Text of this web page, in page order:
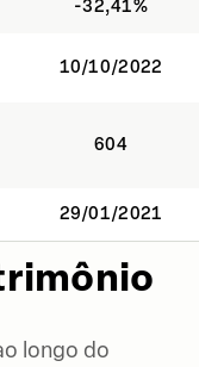
-32,41%
10/10/2022
604
29/01/2021
longo do